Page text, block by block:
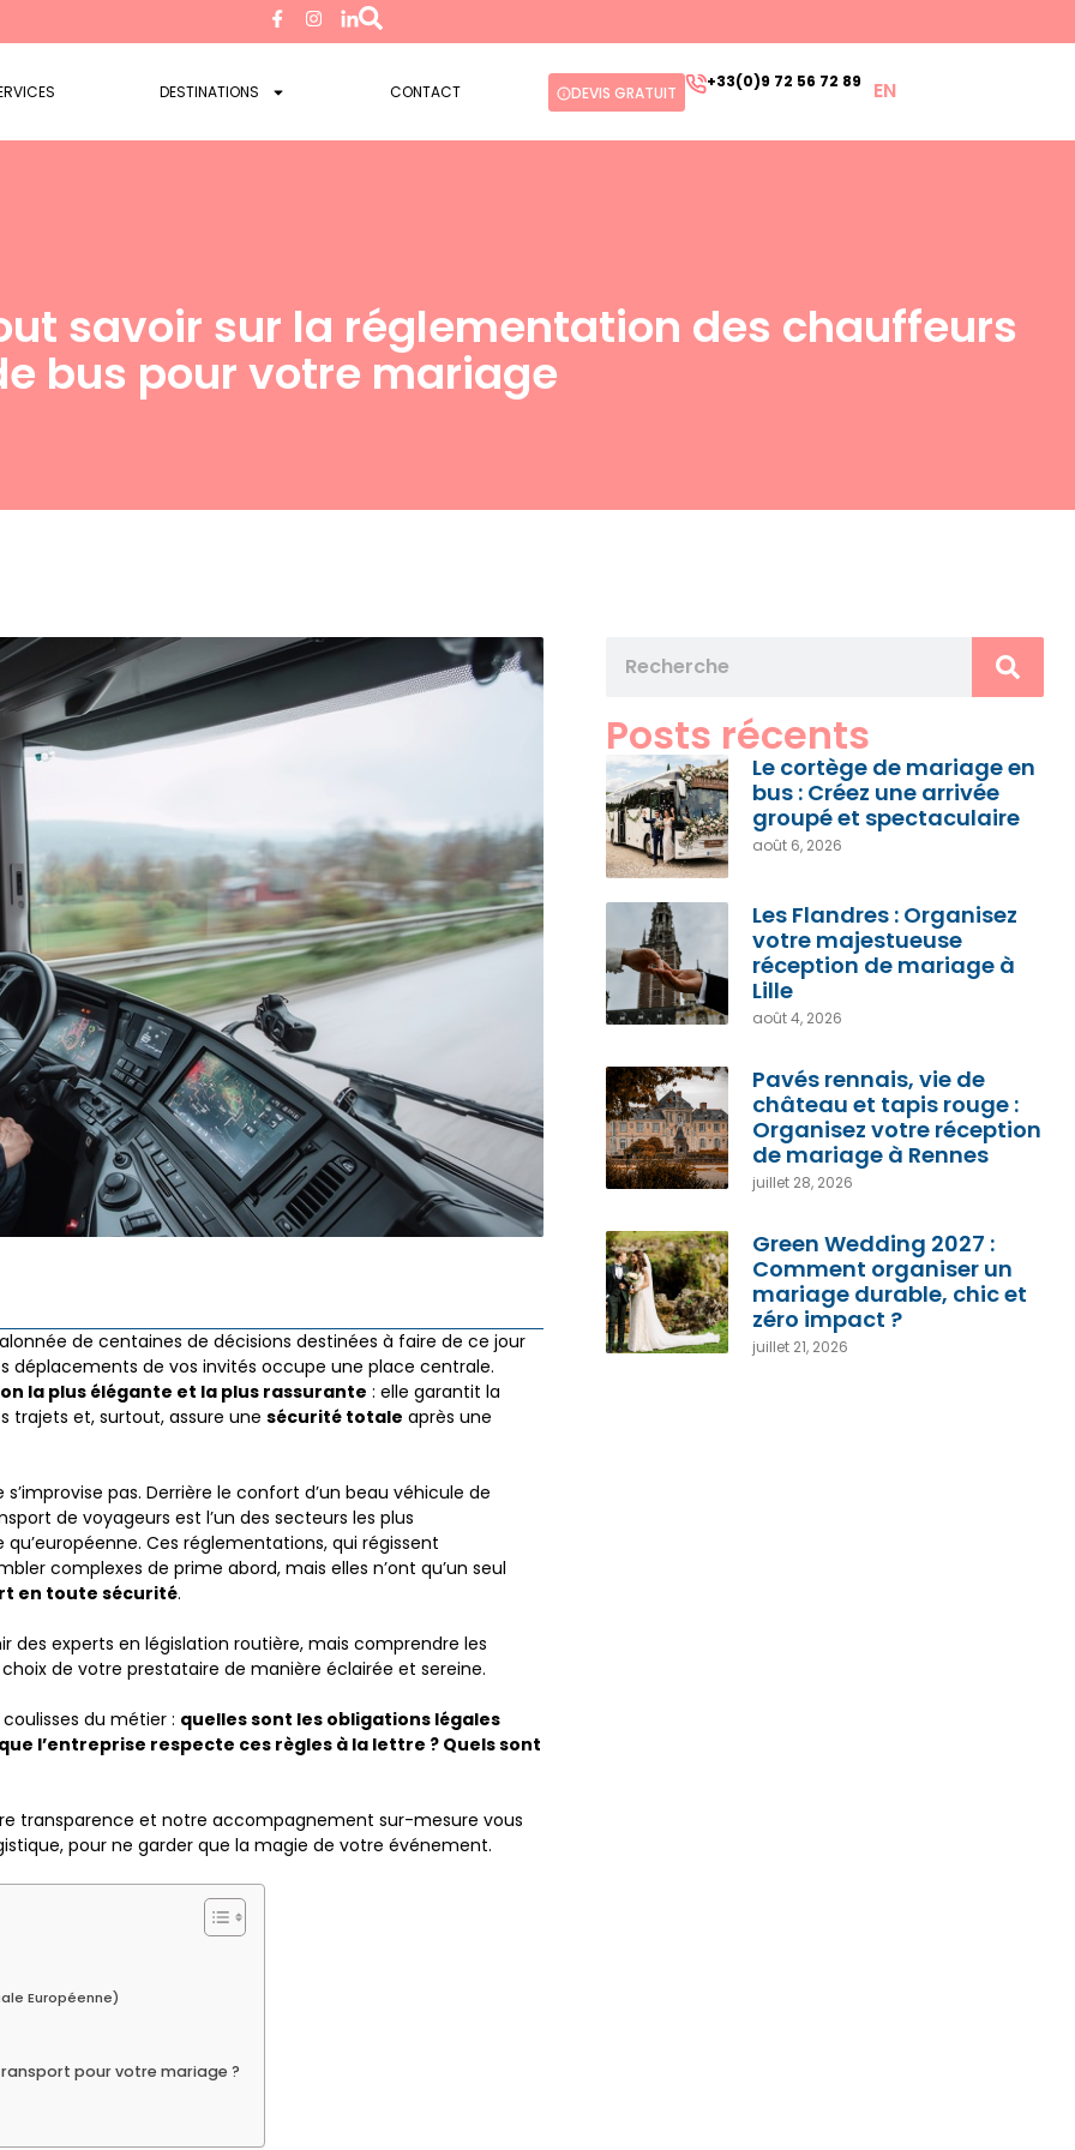
DESTINATIONS CONTACT DEVIS GRATUIT
+33(0)9 72 56 72 89 EN
savoir sur la réglementation des chauffeurs
bus pour votre mariage
de centaines de décisions destinées à faire de ce jour
déplacements de vos invités occupe une place centrale.
la plus élégante et la plus rassurante : elle garantit la
trajets et, surtout, assure une sécurité totale après une
pas. Derrière le confort d’un beau véhicule de
de voyageurs est l’un des secteurs les plus
Ces réglementations, qui régissent
complexes de prime abord, mais elles n’ont qu’un seul
en toute sécurité.
des experts en législation routière, mais comprendre les
de votre prestataire de manière éclairée et sereine.
du métier : quelles sont les obligations légales
l’entreprise respecte ces règles à la lettre ? Quels sont
transparence et notre accompagnement sur-mesure vous
pour ne garder que la magie de votre événement.
Européenne)
pour votre mariage ?
Posts récents
Le cortège de mariage en
bus : Créez une arrivée
groupé et spectaculaire
août 6, 2026
Les Flandres : Organisez
votre majestueuse
réception de mariage à
Lille
août 4, 2026
Pavés rennais, vie de
château et tapis rouge :
Organisez votre réception
de mariage à Rennes
juillet 28, 2026
Green Wedding 2027 :
Comment organiser un
mariage durable, chic et
zéro impact ?
juillet 21, 2026